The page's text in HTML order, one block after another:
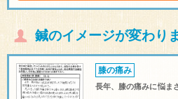
鍼のイメージが変わり
膝の痛み
長年、膝の痛みに悩ま